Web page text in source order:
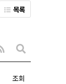
목록
조회